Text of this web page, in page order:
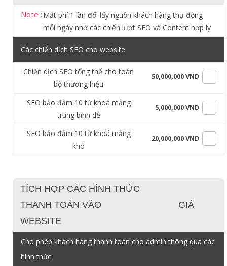
Note : Mất phí 1 lần đổi lấy nguồn khách hàng thụ động
mỗi ngày nhờ các chiến lượt SEO và Content hợp lý
Các chiến dịch SEO cho website
Chiến dịch SEO tổng thể cho toàn
bộ thương hiệu
50,000,000 VND
SEO bảo đảm 10 từ khoá mảng
trung bình dễ
5,000,000 VND
SEO bảo đảm 10 từ khoá mảng
khó
20,000,000 VND
TÍCH HỢP CÁC HÌNH THỨC
THANH TOÁN VÀO
WEBSITE
GIÁ
Cho phép khách hàng thanh toán cho admin thông qua các
hình thức: